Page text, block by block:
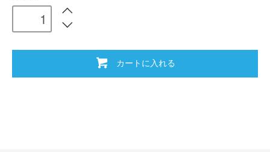
カートに入れる